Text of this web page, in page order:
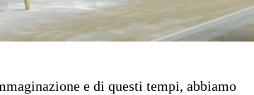
e di questi tempi, abbiamo